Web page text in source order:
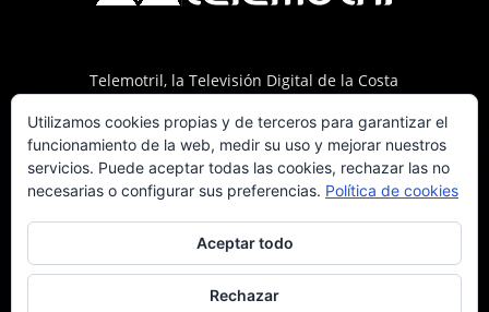
Telemotril, la Televisión Digital de la Costa
del 107.7 en OndaSur Motril.
Política de cookies Más información sobre las cookies Contacto
Utilizamos cookies propias y de terceros para garantizar el
funcionamiento de la web, medir su uso y mejorar nuestros
servicios. Puede aceptar todas las cookies, rechazar las no
necesarias o configurar sus preferencias. Política de cookies
Aceptar todo
Rechazar